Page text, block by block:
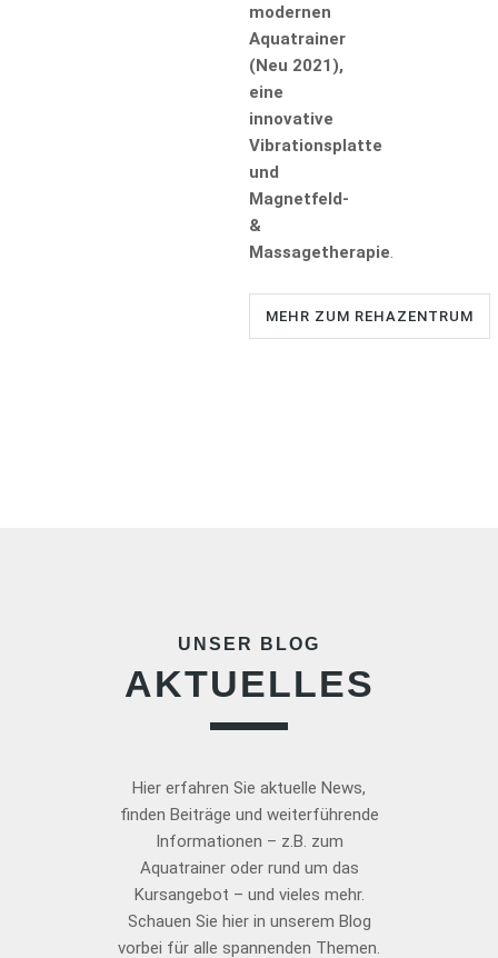
modernen
Aquatrainer
(Neu 2021),
eine
innovative
Vibrationsplatte
und
Magnetfeld-
&
Massagetherapie.
MEHR ZUM REHAZENTRUM
UNSER BLOG
AKTUELLES
Hier erfahren Sie aktuelle News,
finden Beiträge und weiterführende
Informationen – z.B. zum
Aquatrainer oder rund um das
Kursangebot – und vieles mehr.
Schauen Sie hier in unserem Blog
vorbei für alle spannenden Themen.